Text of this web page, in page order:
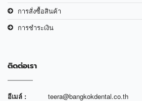
การสั่งซื้อสินค้า
การชำระเงิน
ติดต่อเรา
อีเมล์ :
teera@bangkokdental.co.th